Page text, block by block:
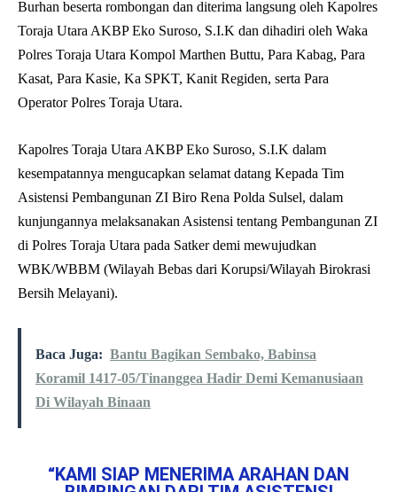
Burhan beserta rombongan dan diterima langsung oleh Kapolres
Toraja Utara AKBP Eko Suroso, S.I.K dan dihadiri oleh Waka
Polres Toraja Utara Kompol Marthen Buttu, Para Kabag, Para
Kasat, Para Kasie, Ka SPKT, Kanit Regiden, serta Para
Operator Polres Toraja Utara.
Kapolres Toraja Utara AKBP Eko Suroso, S.I.K dalam
kesempatannya mengucapkan selamat datang Kepada Tim
Asistensi Pembangunan ZI Biro Rena Polda Sulsel, dalam
kunjungannya melaksanakan Asistensi tentang Pembangunan ZI
di Polres Toraja Utara pada Satker demi mewujudkan
WBK/WBBM (Wilayah Bebas dari Korupsi/Wilayah Birokrasi
Bersih Melayani).
Baca Juga: Bantu Bagikan Sembako, Babinsa
Koramil 1417-05/Tinanggea Hadir Demi Kemanusiaan
Di Wilayah Binaan
“KAMI SIAP MENERIMA ARAHAN DAN